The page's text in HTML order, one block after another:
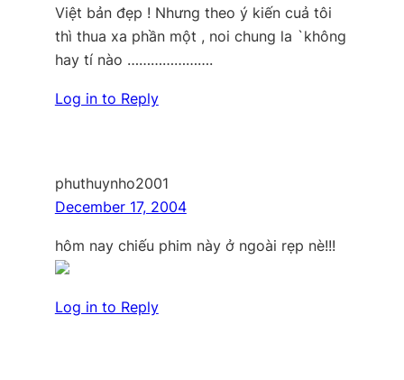
Việt bản đẹp ! Nhưng theo ý kiến cuả tôi
thì thua xa phần một , noi chung la `không
hay tí nào ………………….
Log in to Reply
phuthuynho2001
December 17, 2004
hôm nay chiếu phim này ở ngoài rẹp nè!!!
Log in to Reply